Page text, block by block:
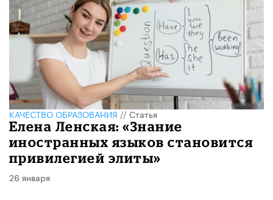
КАЧЕСТВО ОБРАЗОВАНИЯ//Статья
Елена Ленская: «Знание
иностранных языков становится
привилегией элиты»
26 января